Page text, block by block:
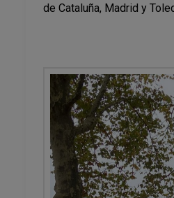
de Cataluña, Madrid y